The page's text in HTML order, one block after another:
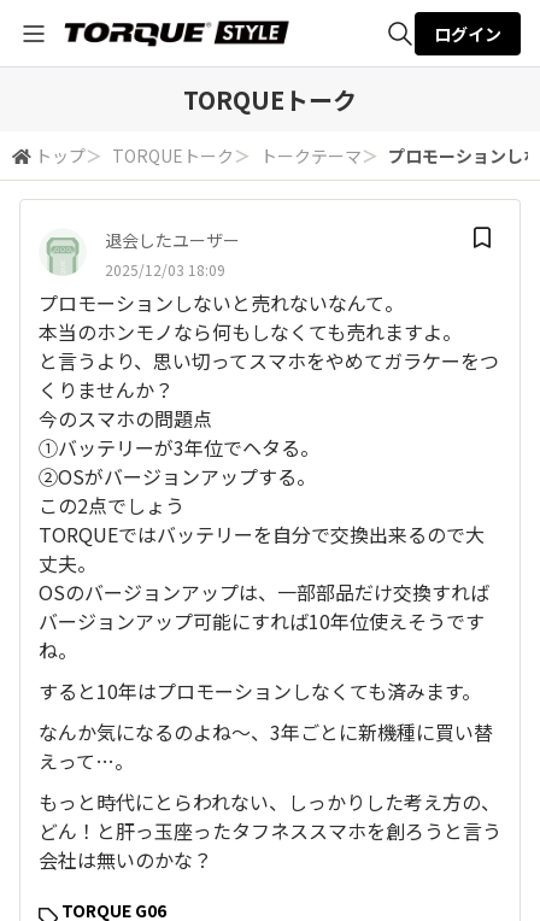
検索
ログイン
TORQUEトーク
トップ＞ TORQUEトーク ＞ トークテーマ＞ プロモーションし
退会したユーザー
2025/12/03 18:09
プロモーションしないと売れないなんて。
本当のホンモノなら何もしなくても売れますよ。
と言うより、思い切ってスマホをやめてガラケーをつ
くりませんか？
今のスマホの問題点
①バッテリーが3年位でヘタる。
②OSがバージョンアップする。
この2点でしょう
TORQUEではバッテリーを自分で交換出来るので大
丈夫。
OSのバージョンアップは、一部部品だけ交換すれば
バージョンアップ可能にすれば10年位使えそうです
ね。
すると10年はプロモーションしなくても済みます。
なんか気になるのよね〜、3年ごとに新機種に買い替
えって…。
もっと時代にとらわれない、しっかりした考え方の、
どん！と肝っ玉座ったタフネススマホを創ろうと言う
会社は無いのかな？
TORQUE G06